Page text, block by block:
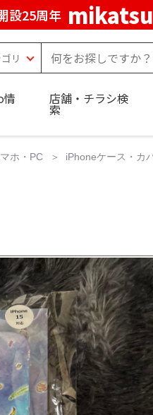
設25周年
店舗・チラシ検
索
ホ・PC iPhoneケース・カ